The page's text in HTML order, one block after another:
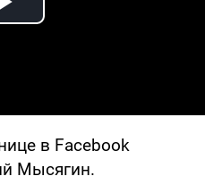
Play Video
в Facebook
Мысягин.